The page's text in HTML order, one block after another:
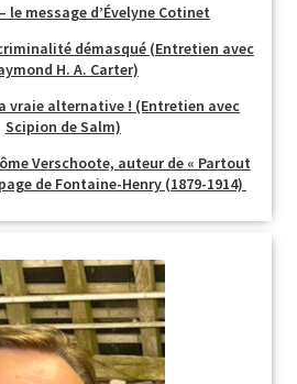
le message d’Évelyne Cotinet
démasqué (Entretien avec
H. A. Carter)
vraie alternative ! (Entretien avec
Scipion de Salm)
Verschoote, auteur de « Partout
de Fontaine-Henry (1879-1914)